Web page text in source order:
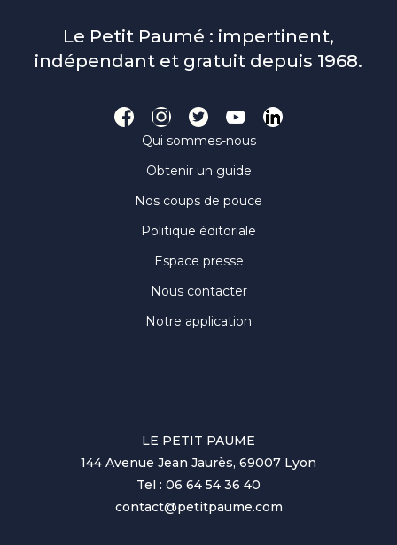
Le Petit Paumé : impertinent,
indépendant et gratuit depuis 1968.
Qui sommes-nous
Obtenir un guide
Nos coups de pouce
Politique éditoriale
Espace presse
Nous contacter
Notre application
LE PETIT PAUME
144 Avenue Jean Jaurès, 69007 Lyon
Tel : 06 64 54 36 40
contact@petitpaume.com